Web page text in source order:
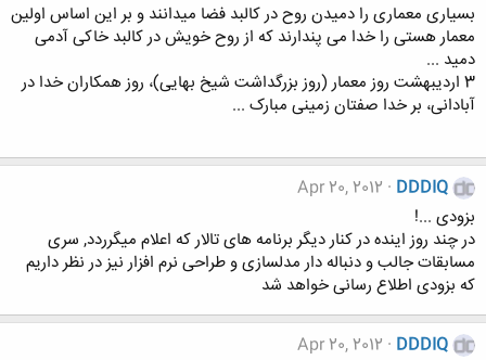
بسیاری معماری را دمیدن روح در کالبد فضا میدانند و بر این اساس اولین
معمار هستی را خدا می پندارند که از روح خویش در کالبد خاکی آدمی
دمید ...
3 اردیبهشت روز معمار (روز بزرگداشت شیخ بهایی)، روز همکاران خدا در
آبادانی، بر خدا صفتان زمینی مبارک ...
DDDIQ
Apr 20, 2012
بزودی ...!
در چند روز اینده در کنار دیگر برنامه های تالار که اعلام میگرردد, سری
مسابقات جالب و دنباله دار مدلسازی و طراحی نرم افزار نیز در نظر داریم
که بزودی اطلاع رسانی خواهد شد
DDDIQ
Apr 20, 2012